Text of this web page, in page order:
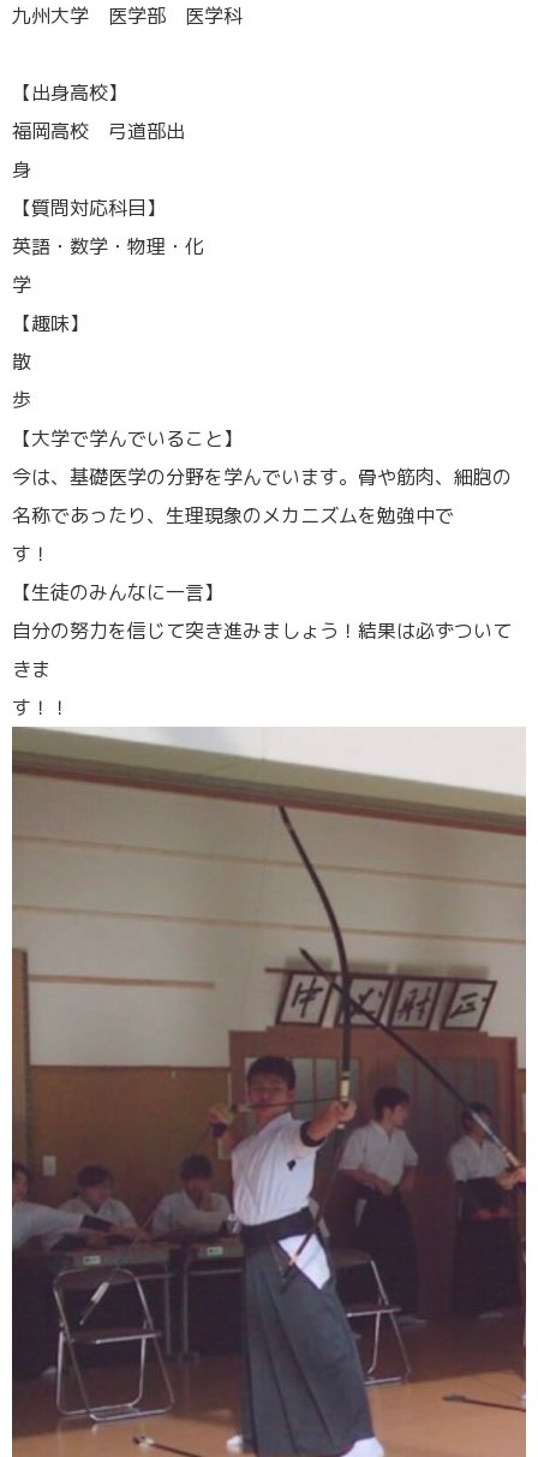
九州大学 医学部 医学科
【出身高校】
福岡高校 弓道部出
【質問対応科目】
英語・数学・物理・化
【趣味】
散
【大学で学んでいること】
今は、基礎医学の分野を学んでいます。骨や筋肉、細胞の
名称であったり、生理現象のメカニズムを勉強中で
す！
【生徒のみんなに一言】
自分の努力を信じて突き進みましょう！結果は必ずついて
きま
す